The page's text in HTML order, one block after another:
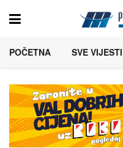
POČETNA SVE VIJESTI